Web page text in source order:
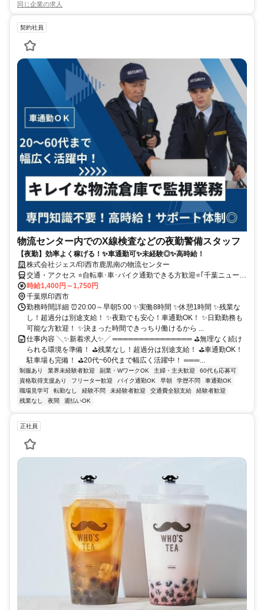
同じ企業の求人
契約社員
物流センター内でのX線検査などの夜勤警備スタッフ
【夜勤】効率よく稼げる！✨車通勤可✨未経験◎✨高時給！
株式会社ジェス/印西市鹿黒南の物流センター
交通・アクセス ⭐自転車･車･バイク通勤できる方歓迎⭐｢千葉ニュータ
ウン中央駅｣ 車9分･バス15分(駅北口にバス停アリ)⭐
時給1,400円～1,750円
千葉県印西市
勤務時間詳細 ⏰20:00～早朝5:00 ✨実働8時間 ✨休憩1時間 ✨残業な
し！超過分は別途支給！ ✨夜勤でも安心！車通勤OK！ ✨日勤勤務も
可能な方歓迎！ ✨決まった時間できっちり働けるから ...
仕事内容 ╲✨新着求人✨╱ ═══════════════ ⛳無理なく続け
られる環境を準備！ ⛳残業なし！超過分は別途支給！ ⛳車通勤OK！
駐車場も完備！ ⛳20代~60代まで幅広く活躍中！ ═══...
制服あり 業界未経験者歓迎 副業・WワークOK 主婦・主夫歓迎
60代も応募可
資格取得支援あり
フリーター歓迎 バイク通勤OK 早朝 学歴不問
車通勤OK
職場見学可
転勤なし 経験不問 未経験者歓迎 交通費全額支給
経験者歓迎
残業なし
夜間 週払いOK
正社員